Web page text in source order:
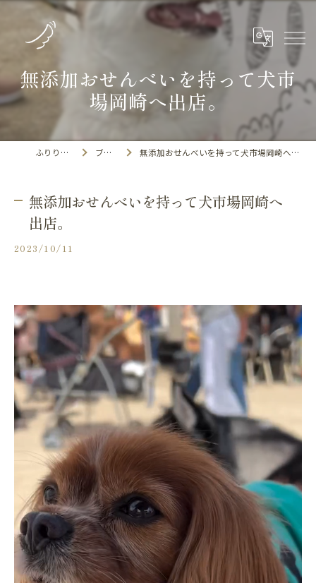
無添加おせんべいを持って犬市
場岡崎へ出店。
ふりりの里 ブログ 無添加おせんべいを持って犬市場岡崎へ出店。
無添加おせんべいを持って犬市場岡崎へ
出店。
2023/10/11